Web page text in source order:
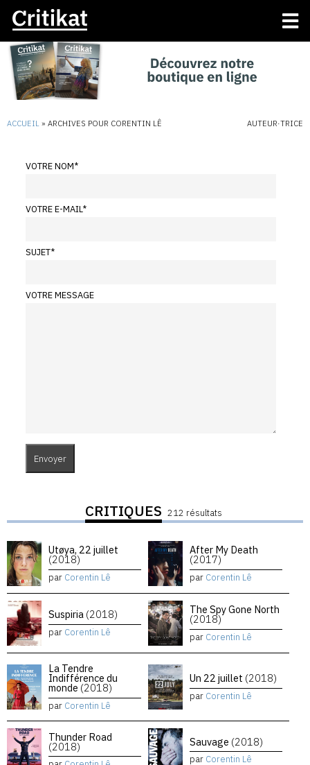
ACCUEIL » ARCHIVES POUR CORENTIN LÊ AUTEUR·TRICE
VOTRE NOM*
VOTRE E-MAIL*
SUJET*
VOTRE MESSAGE
CRITIQUES 212 résultats
Utøya, 22 juillet
(2018)
par Corentin Lê
After My Death
(2017)
par Corentin Lê
Suspiria (2018)
par Corentin Lê
The Spy Gone North
(2018)
par Corentin Lê
La Tendre
Indifférence du
monde (2018)
par Corentin Lê
Un 22 juillet (2018)
par Corentin Lê
Thunder Road
(2018) Sauvage (2018)
par Corentin Lê